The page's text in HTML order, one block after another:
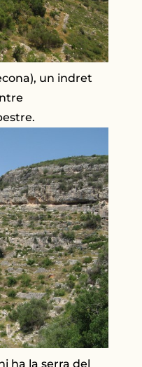
un indret
ha la serra del